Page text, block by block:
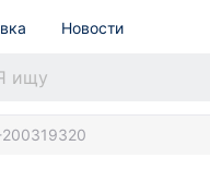
Новости
200319320